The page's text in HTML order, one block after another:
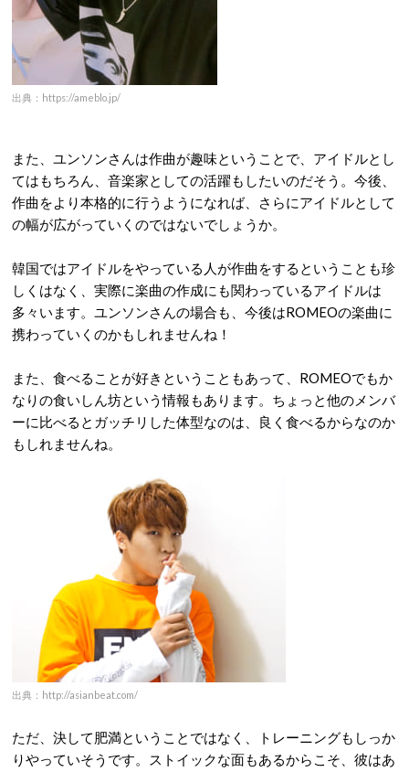
出典：https://ameblo.jp/
また、ユンソンさんは作曲が趣味ということで、アイドルとし
てはもちろん、音楽家としての活躍もしたいのだそう。今後、
作曲をより本格的に行うようになれば、さらにアイドルとして
の幅が広がっていくのではないでしょうか。
韓国ではアイドルをやっている人が作曲をするということも珍
しくはなく、実際に楽曲の作成にも関わっているアイドルは
多々います。ユンソンさんの場合も、今後はROMEOの楽曲に
携わっていくのかもしれませんね！
また、食べることが好きということもあって、ROMEOでもか
なりの食いしん坊という情報もあります。ちょっと他のメンバ
ーに比べるとガッチリした体型なのは、良く食べるからなのか
もしれませんね。
出典：http://asianbeat.com/
ただ、決して肥満ということではなく、トレーニングもしっか
りやっていそうです。ストイックな面もあるからこそ、彼はあ